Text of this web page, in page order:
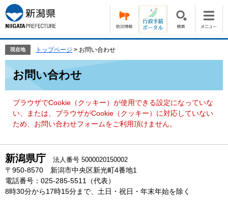
ー
ジ
の
頭
す。
ニ
ュ
ー
飛
て
現在地 トップページ > お問い合わせ
お問い合わせ
ブラウザでCookie（クッキー）が使用できる設定になっていな
い、または、ブラウザがCookie（クッキー）に対応していない
ため、お問い合わせフォームをご利用頂けません。
新潟県庁 法人番号 5000020150002
〒950-8570 新潟市中央区新光町4番地1
電話番号：025-285-5511（代表）
8時30分から17時15分まで、土日・祝日・年末年始を除く